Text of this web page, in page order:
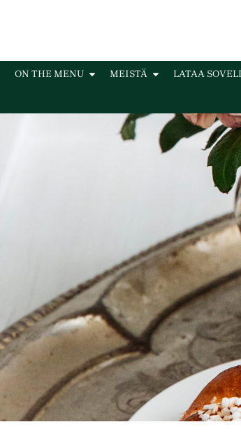
ON THE MENU MEISTÄ LATAA